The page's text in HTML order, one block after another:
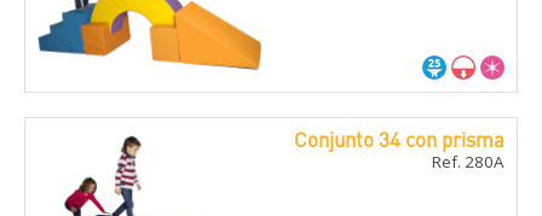
Conjunto 34 con prisma
Ref. 280A